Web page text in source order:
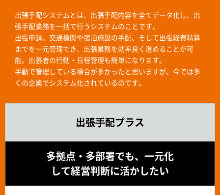
出張手配システムとは、出張手配内容を全てデータ化し、出
張手配業務を一括で行うシステムのことです。
出張申請、交通機関や宿泊施設の手配、そして出張経費精算
までを一元管理でき、出張業務を効率良く進めることが可
能。出張者の行動・日程管理も簡単になります。
手動で管理している場合が多かったと思いますが、今では多
くの企業でシステム化されているのです。
出張⼿配プラス
多拠点・多部署でも、一元化
して経営判断に活かしたい